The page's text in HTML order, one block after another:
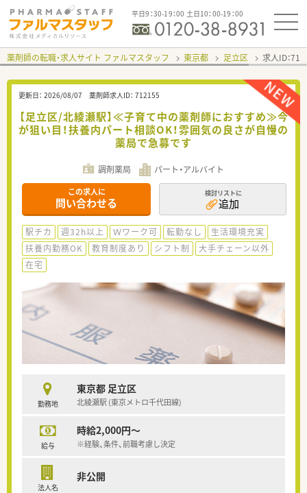
平日9：30-19：00 土日10：00-19：00
薬剤師の転職・求人サイト ファルマスタッフ 東京都 足立区 求人ID：
更新日： 2026/08/07 薬剤師求人ID： 712155
【足立区/北綾瀬駅】≪子育て中の薬剤師におすすめ≫今
が狙い目！扶養内パート相談OK！雰囲気の良さが自慢の
薬局で急募です
調剤薬局 パート・アルバイト
この求人に
問い合わせる
検討リストに
追加
駅チカ 週32h以上 Ｗワーク可 転勤なし
生活環境充実
扶養内勤務OK
教育制度あり シフト制
大手チェーン以外
在宅
勤務地
東京都 足立区
北綾瀬駅 (東京メトロ千代田線)
給与
時給2,000円～
※経験、条件、前職考慮し決定
法人名
非公開